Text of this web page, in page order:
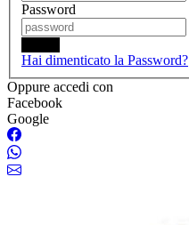
Password
Hai dimenticato la Password?
Oppure accedi con
Facebook
Google